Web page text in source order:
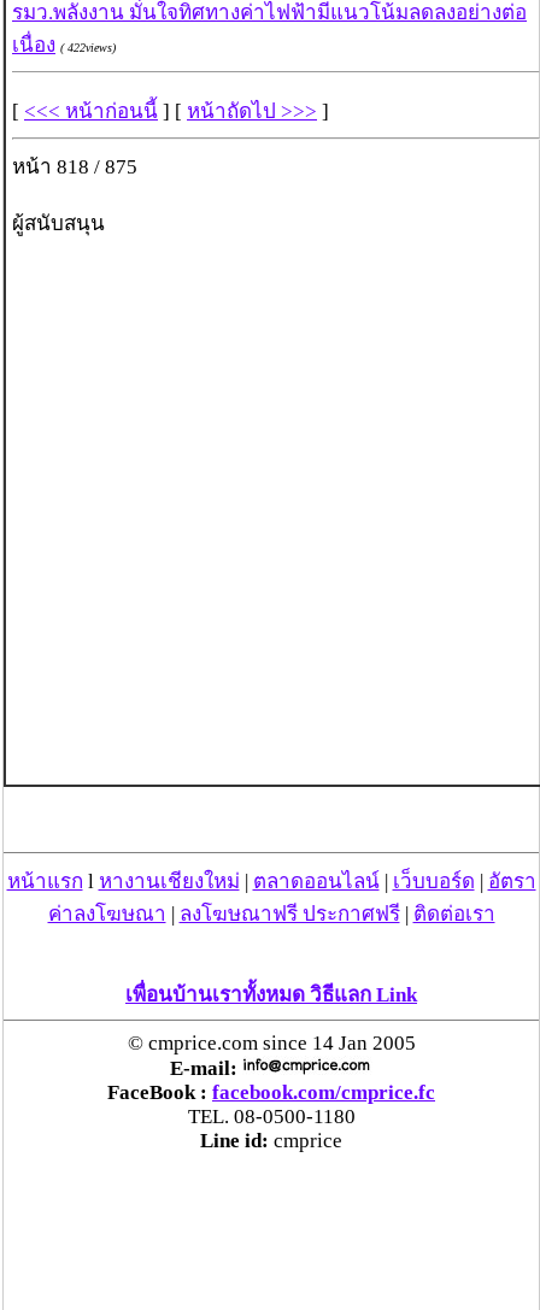
รมว.พลังงาน มั่นใจทิศทางค่าไฟฟ้ามีแนวโน้มลดลงอย่างต่อ
เนื่อง ( 422views)
[ <<< หน้าก่อนนี้ ] [ หน้าถัดไป >>> ]
หน้า 818 / 875
ผู้สนับสนุน
หน้าแรก l หางานเชียงใหม่ | ตลาดออนไลน์| เว็บบอร์ด | อัตรา
ค่าลงโฆษณา | ลงโฆษณาฟรี ประกาศฟรี| ติดต่อเรา
เพื่อนบ้านเราทั้งหมด วิธีแลก Link
© cmprice.com since 14 Jan 2005
E-mail:
FaceBook : facebook.com/cmprice.fc
TEL. 08-0500-1180
Line id: cmprice